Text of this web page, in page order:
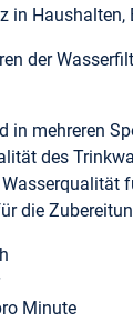
in
der
in mehreren
des
die
Minute